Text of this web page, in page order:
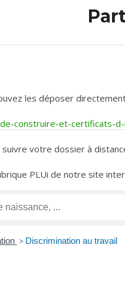
les déposer
construire-et-certificats-d-
votre dossier à
PLUi de notre site
> Discrimination au travail